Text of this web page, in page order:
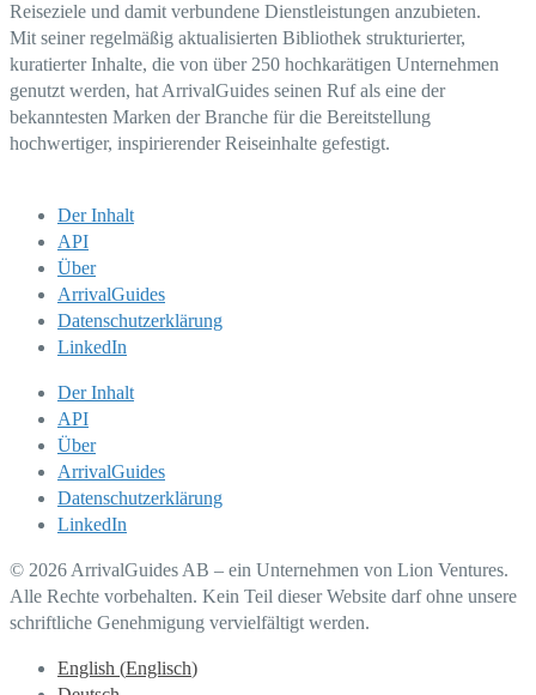
Reiseziele und damit verbundene Dienstleistungen anzubieten.
Mit seiner regelmäßig aktualisierten Bibliothek strukturierter,
kuratierter Inhalte, die von über 250 hochkarätigen Unternehmen
genutzt werden, hat ArrivalGuides seinen Ruf als eine der
bekanntesten Marken der Branche für die Bereitstellung
hochwertiger, inspirierender Reiseinhalte gefestigt.
Der Inhalt
API
Über
ArrivalGuides
Datenschutzerklärung
LinkedIn
Der Inhalt
API
Über
ArrivalGuides
Datenschutzerklärung
LinkedIn
© 2026 ArrivalGuides AB – ein Unternehmen von Lion Ventures.
Alle Rechte vorbehalten. Kein Teil dieser Website darf ohne unsere
schriftliche Genehmigung vervielfältigt werden.
English (Englisch)